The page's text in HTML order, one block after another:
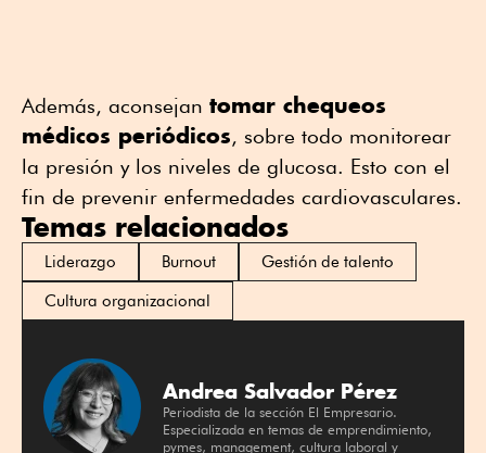
Además, aconsejan tomar chequeos
médicos periódicos, sobre todo monitorear
la presión y los niveles de glucosa. Esto con el
fin de prevenir enfermedades cardiovasculares.
Temas relacionados
Liderazgo Burnout
Gestión de talento
Cultura organizacional
Andrea Salvador Pérez
Periodista de la sección El Empresario.
Especializada en temas de emprendimiento,
pymes, management, cultura laboral y